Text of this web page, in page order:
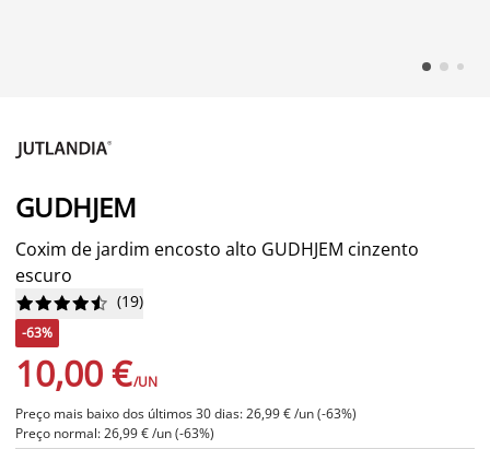
GUDHJEM
Coxim de jardim encosto alto GUDHJEM cinzento
escuro





 (19)
-63%
10,00 €/UN
Preço mais baixo dos últimos 30 dias: 26,99 € /un (-63%)
Preço normal: 26,99 € /un (-63%)